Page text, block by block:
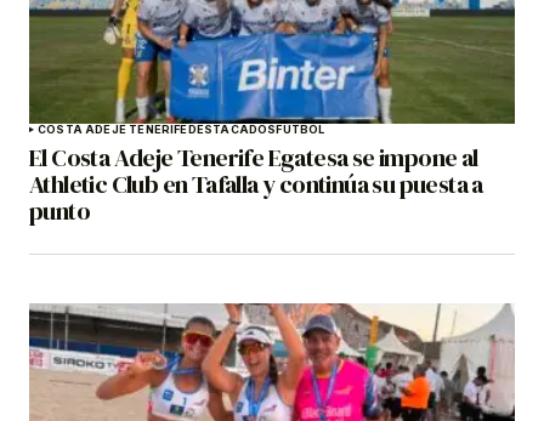
COSTA ADEJE TENERIFEDESTACADOSFÚTBOL
El Costa Adeje Tenerife Egatesa se impone al
Athletic Club en Tafalla y continúa su puesta a
punto